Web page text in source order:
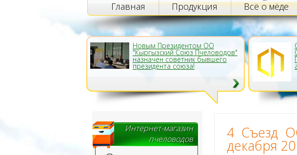
Главная Продукция Всё о мёде
Новым Президентом ОО
"Кыргызский Союз Пчеловодов"
назначен советник бывшего
президента союза!
Интернет-магазин
пчеловодов
4 Съезд
декабря